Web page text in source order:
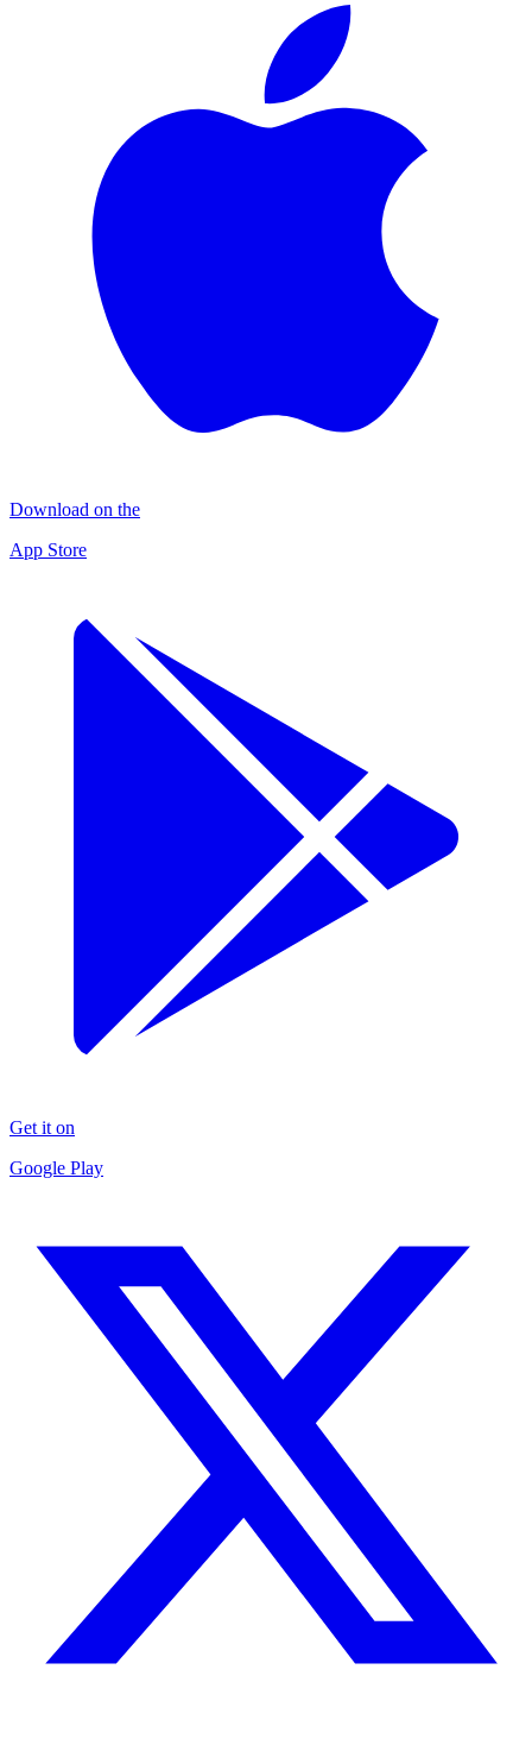
Download on the
App Store
Get it on
Google Play